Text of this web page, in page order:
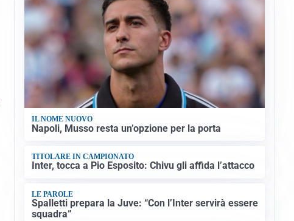
IL NOME NUOVO
Napoli, Musso resta un’opzione per la porta
TITOLARE IN CAMPIONATO
Inter, tocca a Pio Esposito: Chivu gli affida l’attacco
LE PAROLE
Spalletti prepara la Juve: “Con l’Inter servirà essere
squadra”